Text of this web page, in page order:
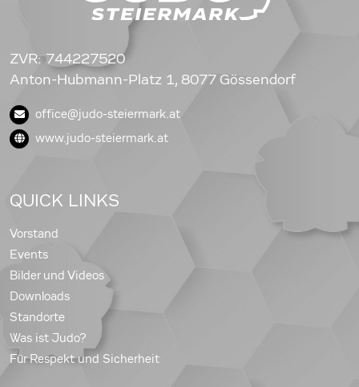
ZVR: 744227520
Anton-Hubmann-Platz 1, 8077 Gössendorf
office@judo-steiermark.at
www.judo-steiermark.at
QUICK LINKS
Vorstand
Events
Bilder und Videos
Downloads
Standorte
Was ist Judo?
Für Respekt und Sicherheit